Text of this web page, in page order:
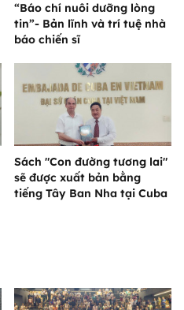
“Báo chí nuôi dưỡng lòng
tin”- Bản lĩnh và trí tuệ nhà
báo chiến sĩ
Sách "Con đường tương lai"
sẽ được xuất bản bằng
tiếng Tây Ban Nha tại Cuba